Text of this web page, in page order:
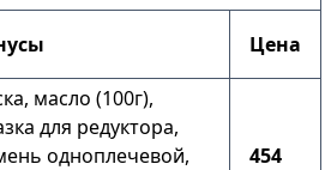
Цена
масло (100г),
для редуктора,
одноплечевой,
454